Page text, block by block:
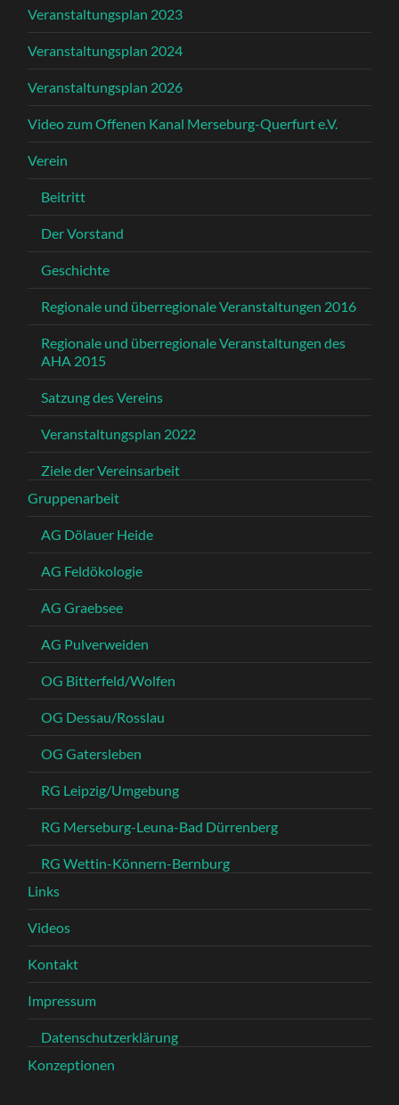
Veranstaltungsplan 2023
Veranstaltungsplan 2024
Veranstaltungsplan 2026
Video zum Offenen Kanal Merseburg-Querfurt e.V.
Verein
Beitritt
Der Vorstand
Geschichte
Regionale und überregionale Veranstaltungen 2016
Regionale und überregionale Veranstaltungen des
AHA 2015
Satzung des Vereins
Veranstaltungsplan 2022
Ziele der Vereinsarbeit
Gruppenarbeit
AG Dölauer Heide
AG Feldökologie
AG Graebsee
AG Pulverweiden
OG Bitterfeld/Wolfen
OG Dessau/Rosslau
OG Gatersleben
RG Leipzig/Umgebung
RG Merseburg-Leuna-Bad Dürrenberg
RG Wettin-Könnern-Bernburg
Links
Videos
Kontakt
Impressum
Datenschutzerklärung
Konzeptionen